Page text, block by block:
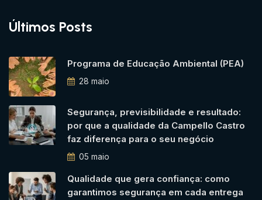
Últimos Posts
Programa de Educação Ambiental (PEA)
28 maio
Segurança, previsibilidade e resultado:
por que a qualidade da Campello Castro
faz diferença para o seu negócio
05 maio
Qualidade que gera confiança: como
garantimos segurança em cada entrega